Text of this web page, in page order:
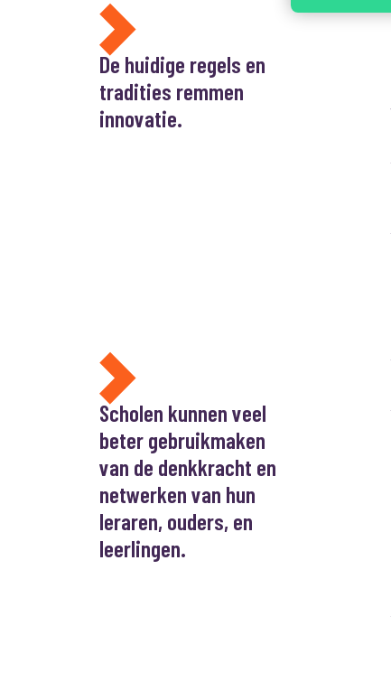
De huidige regels en
tradities remmen
innovatie.
Scholen kunnen veel
beter gebruikmaken
van de denkkracht en
netwerken van hun
leraren, ouders, en
leerlingen.